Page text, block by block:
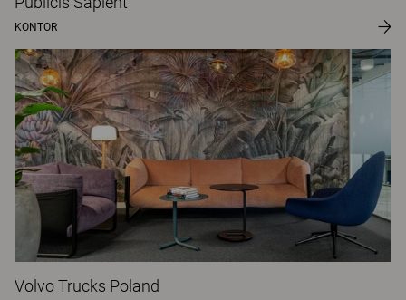
KONTOR
Volvo Trucks Poland